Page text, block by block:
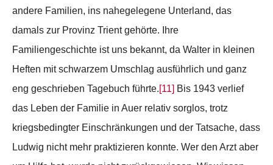
andere Familien, ins nahegelegene Unterland, das
damals zur Provinz Trient gehörte. Ihre
Familiengeschichte ist uns bekannt, da Walter in kleinen
Heften mit schwarzem Umschlag ausführlich und ganz
eng geschrieben Tagebuch führte.[11] Bis 1943 verlief
das Leben der Familie in Auer relativ sorglos, trotz
kriegsbedingter Einschränkungen und der Tatsache, dass
Ludwig nicht mehr praktizieren konnte. Wer den Arzt aber